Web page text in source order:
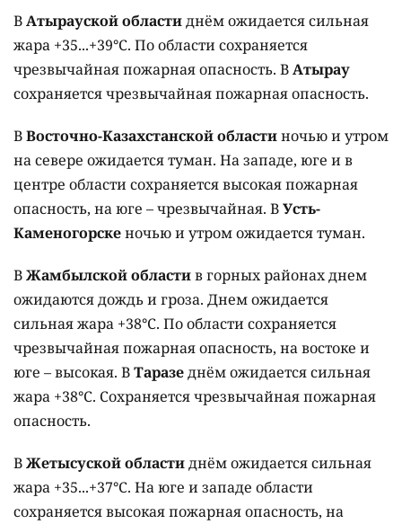
ВАтырауской областиднём ожидается сильная
жара +35...+39°C. По области сохраняется
чрезвычайная пожарная опасность. ВАтырау
сохраняется чрезвычайная пожарная опасность.
ВВосточно-Казахстанской областиночью и утром
на севере ожидается туман. На западе, юге и в
центре области сохраняется высокая пожарная
опасность, на юге – чрезвычайная. ВУсть-
Каменогорскеночью и утром ожидается туман.
ВЖамбылской областив горных районах днем
ожидаются дождь и гроза. Днем ожидается
сильная жара +38°C. По области сохраняется
чрезвычайная пожарная опасность, на востоке и
юге – высокая. ВТаразеднём ожидается сильная
жара +38°C. Сохраняется чрезвычайная пожарная
опасность.
ВЖетысуской областиднём ожидается сильная
жара +35...+37°C. На юге и западе области
сохраняется высокая пожарная опасность, на